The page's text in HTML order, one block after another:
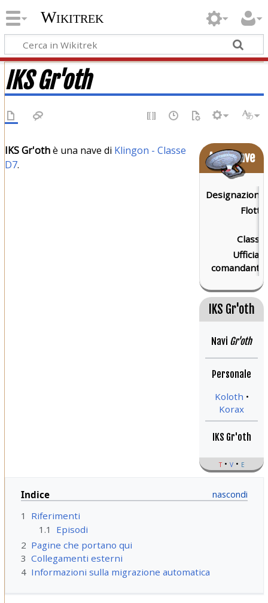
Wikitrek
IKS Gr'oth
Astronave
Designazione:
Flotta:
Classe:
Ufficiale
comandante:
IKS Gr'oth
Navi Gr'oth
Personale
Koloth
Korax
IKS Gr'oth
t v e
IKS Gr'othè una nave di Klingon - Classe
D7.
Indice
1
Riferimenti
1.1
Episodi
2 Pagine che portano qui
3 Collegamenti esterni
4 Informazioni sulla migrazione automatica